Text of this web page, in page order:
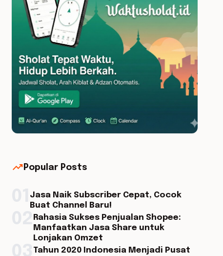
trending_up Popular Posts
Jasa Naik Subscriber Cepat, Cocok
Buat Channel Baru!
Rahasia Sukses Penjualan Shopee:
Manfaatkan Jasa Share untuk
Lonjakan Omzet
Tahun 2020 Indonesia Menjadi Pusat